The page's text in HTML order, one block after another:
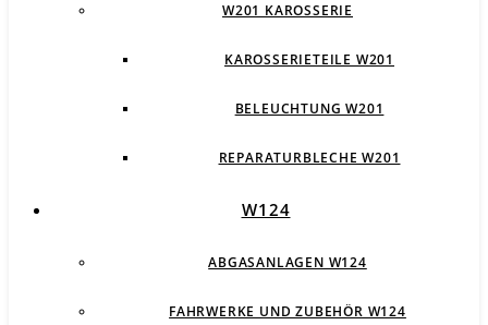
W201 KAROSSERIE
KAROSSERIETEILE W201
BELEUCHTUNG W201
REPARATURBLECHE W201
W124
ABGASANLAGEN W124
FAHRWERKE UND ZUBEHÖR W124